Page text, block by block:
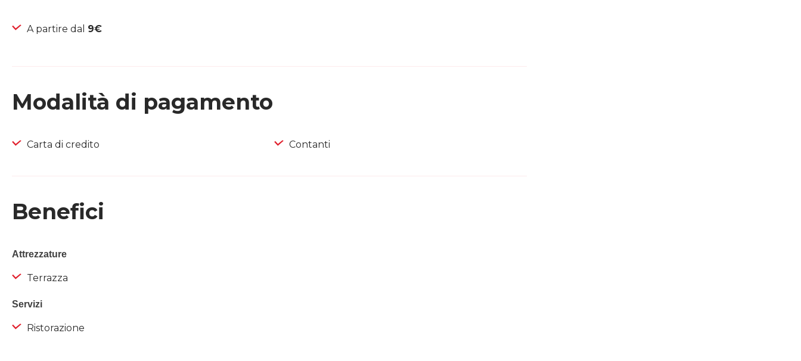
A partire dal 9€
Modalità di pagamento
Carta di credito Contanti
Benefici
Attrezzature
Terrazza
Servizi
Ristorazione